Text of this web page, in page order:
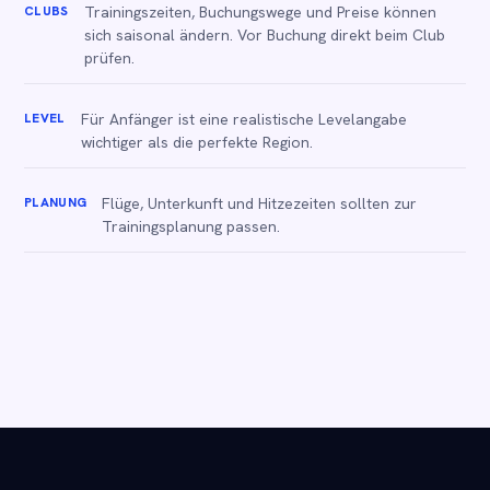
CLUBS
Trainingszeiten, Buchungswege und Preise können
sich saisonal ändern. Vor Buchung direkt beim Club
prüfen.
LEVEL
Für Anfänger ist eine realistische Levelangabe
wichtiger als die perfekte Region.
PLANUNG
Flüge, Unterkunft und Hitzezeiten sollten zur
Trainingsplanung passen.